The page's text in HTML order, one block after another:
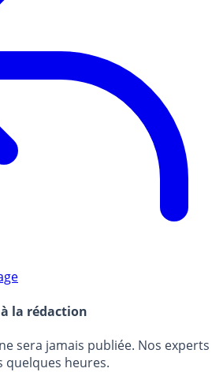
la rédaction
sera jamais publiée. Nos experts
heures.